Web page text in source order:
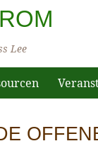
Lee